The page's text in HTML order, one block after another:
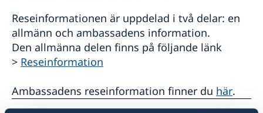
Reseinformationen är uppdelad i två delar: en
allmänn och ambassadens information.
Den allmänna delen finns på följande länk
> Reseinformation
Ambassadens reseinformation finner du här.